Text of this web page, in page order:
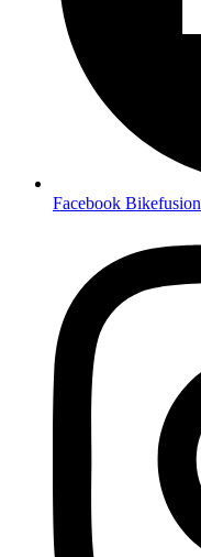
Facebook Bikefusion